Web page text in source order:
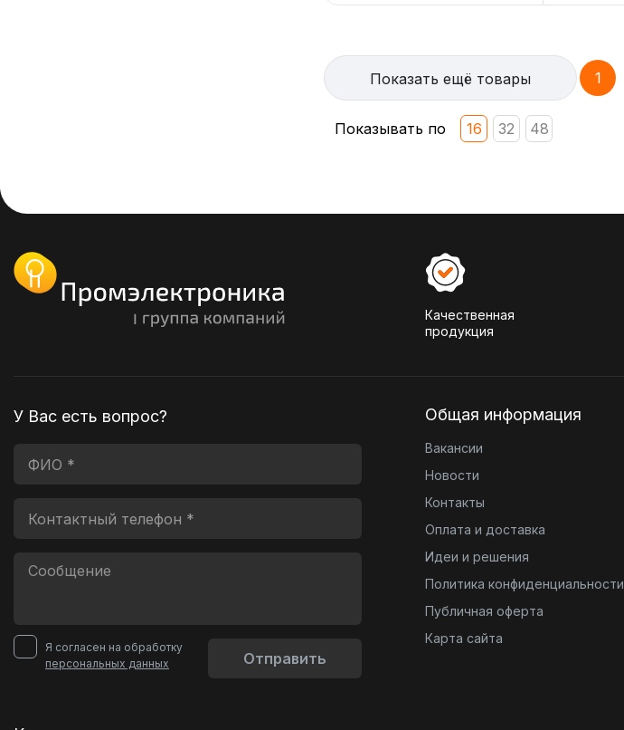
Показать ещё товары 1
Показывать по 16 32 48
Качественная
продукция
У Вас есть вопрос?
Я согласен на обработку
персональных данных
Отправить
Общая информация
Вакансии
Новости
Контакты
Оплата и доставка
Идеи и решения
Политика конфиденциальности
Публичная оферта
Карта сайта